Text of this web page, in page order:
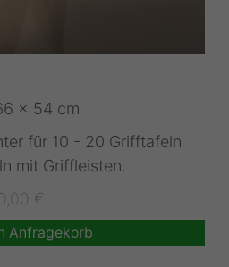
x 54 cm
für 10 - 20 Grifftafeln
mit Griffleisten.
€
Anfragekorb